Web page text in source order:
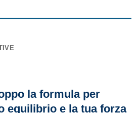
la formula per
equilibrio e la tua forza